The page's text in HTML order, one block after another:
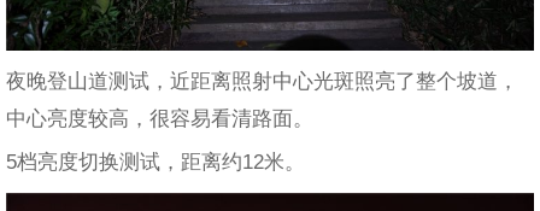
夜晚登山道测试，近距离照射中心光斑照亮了整个坡道，
中心亮度较高，很容易看清路面。
5档亮度切换测试，距离约12米。